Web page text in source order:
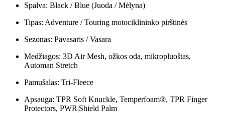
Spalva: Black / Blue (Juoda / Mėlyna)
Tipas: Adventure / Touring motociklininko pirštinės
Sezonas: Pavasaris / Vasara
Medžiagos: 3D Air Mesh, ožkos oda, mikropluoštas,
Automan Stretch
Pamušalas: Tri-Fleece
Apsauga: TPR Soft Knuckle, Temperfoam®, TPR Finger
Protectors, PWR|Shield Palm